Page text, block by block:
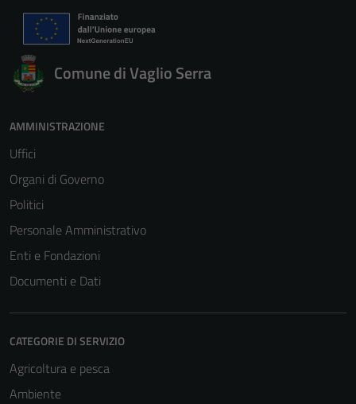
Comune di Vaglio Serra
AMMINISTRAZIONE
Uffici
Organi di Governo
Politici
Personale Amministrativo
Enti e Fondazioni
Documenti e Dati
CATEGORIE DI SERVIZIO
Agricoltura e pesca
Ambiente